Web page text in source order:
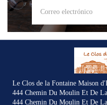
Le Clos de la Fontaine Maison
444 Chemin Du Moulin Et De
444 Chemin Du Moulin Et De